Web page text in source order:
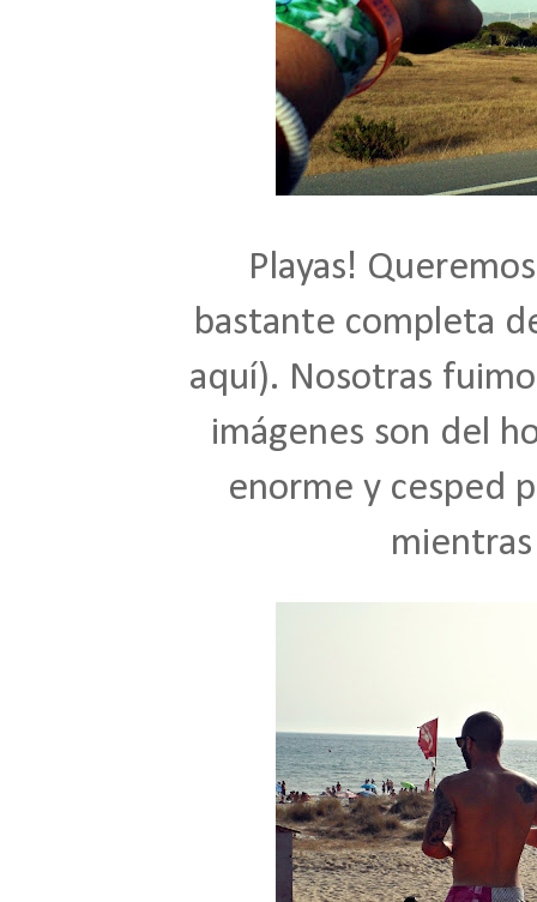
Playas!
bastante completa
aquí). Nosotras
imágenes son del
enorme y cesped